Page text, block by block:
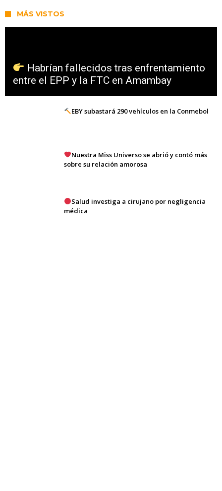
MÁS VISTOS
Habrían fallecidos tras enfrentamiento
entre el EPP y la FTC en Amambay
EBY subastará 290 vehículos en la Conmebol
Nuestra Miss Universo se abrió y contó más
sobre su relación amorosa
Salud investiga a cirujano por negligencia
médica